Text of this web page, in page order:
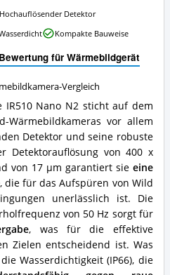
für Wärmebildgerät
Vergleich
IR510 Nano N2 sticht auf dem
Wärmebildkameras vor allem
Detektor und seine robuste
Detektorauflösung von 400 x
von 17 µm garantiert sie eine
, die für das Aufspüren von Wild
unerlässlich ist. Die
von 50 Hz sorgt für
, was für die effektive
Zielen entscheidend ist. Was
Wasserdichtigkeit (IP66), die
Hochauflösender Detektor
Kompakte Bauweise